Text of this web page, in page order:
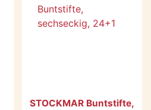
STOCKMAR Buntstifte,